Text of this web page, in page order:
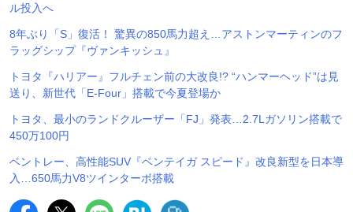
ル投入へ
8年ぶり「S」復活！ 驚異の850馬力超え…アストンマーティンのフ
ラッグシップ『ヴァンキッシュ』
トヨタ『ハリアー』フルチェン前の大改良!? “ハンマーヘッド”は見
送り、新世代「E-Four」搭載で今夏登場か
トヨタ、最小のランドクルーザー「FJ」発表…2.7Lガソリン搭載で
450万100円
ベントレー、高性能SUV『ベンテイガ スピード』改良新型を日本導
入…650馬力V8ツインターボ搭載